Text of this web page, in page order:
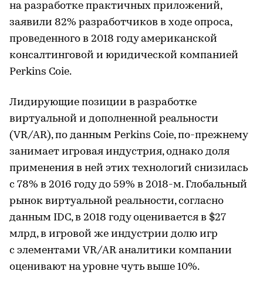
на разработке практичных приложений,
заявили 82% разработчиков в ходе опроса,
проведенного в 2018 году американской
консалтинговой и юридической компанией
Perkins Coie.
Лидирующие позиции в разработке
виртуальной и дополненной реальности
(VR/AR), по данным Perkins Coie, по-прежнему
занимает игровая индустрия, однако доля
применения в ней этих технологий снизилась
с 78% в 2016 году до 59% в 2018-м. Глобальный
рынок виртуальной реальности, согласно
данным IDC, в 2018 году оценивается в $27
млрд, в игровой же индустрии долю игр
с элементами VR/AR аналитики компании
оценивают на уровне чуть выше 10%.